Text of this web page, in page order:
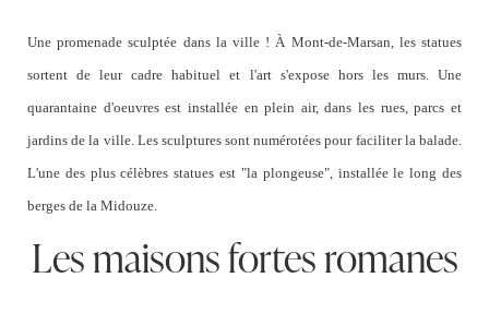
Une promenade sculptée dans la ville ! À Mont-de-Marsan, les statues
sortent de leur cadre habituel et l'art s'expose hors les murs. Une
quarantaine d'oeuvres est installée en plein air, dans les rues, parcs et
jardins de la ville. Les sculptures sont numérotées pour faciliter la balade.
L'une des plus célèbres statues est "la plongeuse", installée le long des
berges de la Midouze.
Les maisons fortes romanes